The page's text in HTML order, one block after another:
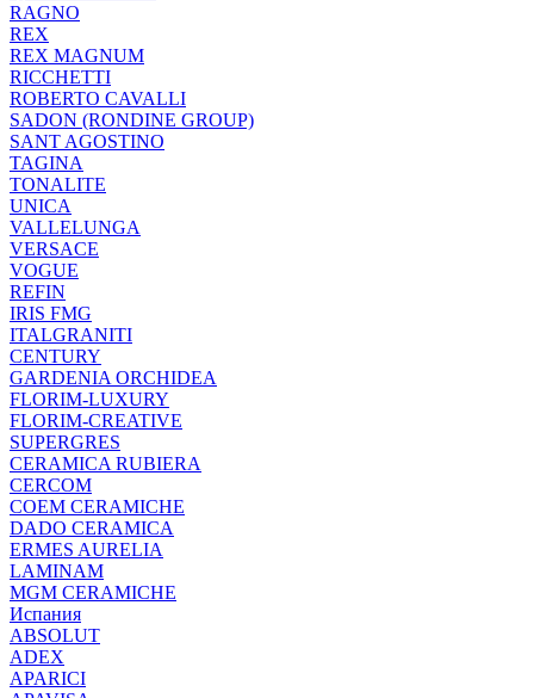
RAGNO
REX
REX MAGNUM
RICCHETTI
ROBERTO CAVALLI
SADON (RONDINE GROUP)
SANT AGOSTINO
TAGINA
TONALITE
UNICA
VALLELUNGA
VERSACE
VOGUE
REFIN
IRIS FMG
ITALGRANITI
CENTURY
GARDENIA ORCHIDEA
FLORIM-LUXURY
FLORIM-CREATIVE
SUPERGRES
CERAMICA RUBIERA
CERCOM
COEM CERAMICHE
DADO CERAMICA
ERMES AURELIA
LAMINAM
MGM CERAMICHE
Испания
ABSOLUT
ADEX
APARICI